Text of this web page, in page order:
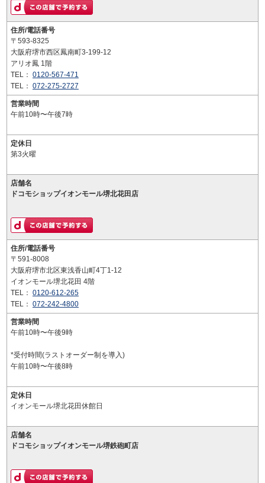
住所/電話番号
〒593-8325
大阪府堺市西区鳳南町3-199-12
アリオ鳳 1階
TEL： 0120-567-471
TEL： 072-275-2727
営業時間
午前10時〜午後7時
定休日
第3火曜
店舗名
ドコモショップイオンモール堺北花田店
住所/電話番号
〒591-8008
大阪府堺市北区東浅香山町4丁1-12
イオンモール堺北花田 4階
TEL： 0120-612-265
TEL： 072-242-4800
営業時間
午前10時〜午後9時
*受付時間(ラストオーダー制を導入)
午前10時〜午後8時
定休日
イオンモール堺北花田休館日
店舗名
ドコモショップイオンモール堺鉄砲町店